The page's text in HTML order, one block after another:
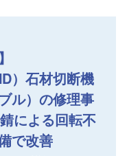
）石材切断機
ル）の修理事
による回転不
で改善